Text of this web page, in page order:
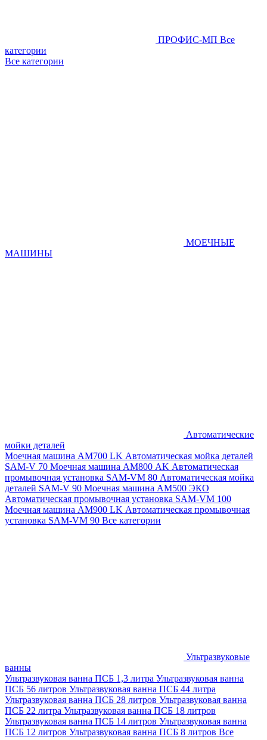
ПРОФИС-МП Все
категории
Все категории
МОЕЧНЫЕ
МАШИНЫ
Автоматические
мойки деталей
Моечная машина AM700 LK Автоматическая мойка деталей
SAM-V 70 Моечная машина АМ800 AK Автоматическая
промывочная установка SAM-VM 80 Автоматическая мойка
деталей SAM-V 90 Моечная машина АМ500 ЭКО
Автоматическая промывочная установка SAM-VM 100
Моечная машина AM900 LK Автоматическая промывочная
установка SAM-VM 90 Все категории
Ультразвуковые
ванны
Ультразвуковая ванна ПСБ 1,3 литра Ультразвуковая ванна
ПСБ 56 литров Ультразвуковая ванна ПСБ 44 литра
Ультразвуковая ванна ПСБ 28 литров Ультразвуковая ванна
ПСБ 22 литра Ультразвуковая ванна ПСБ 18 литров
Ультразвуковая ванна ПСБ 14 литров Ультразвуковая ванна
ПСБ 12 литров Ультразвуковая ванна ПСБ 8 литров Все